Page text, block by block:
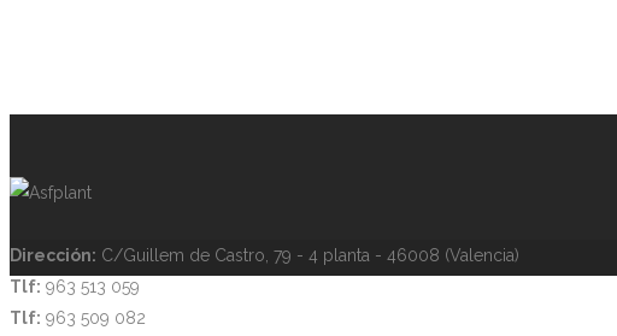
Dirección: C/Guillem de Castro, 79 - 4 planta - 46008 (Valencia)
Tlf: 963 513 059
Tlf: 963 509 082